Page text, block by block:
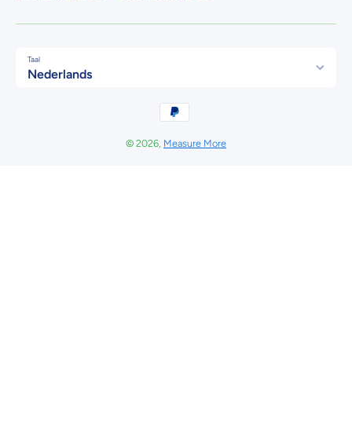
Taal
Nederlands
Betaalmethodes
© 2026, Measure More